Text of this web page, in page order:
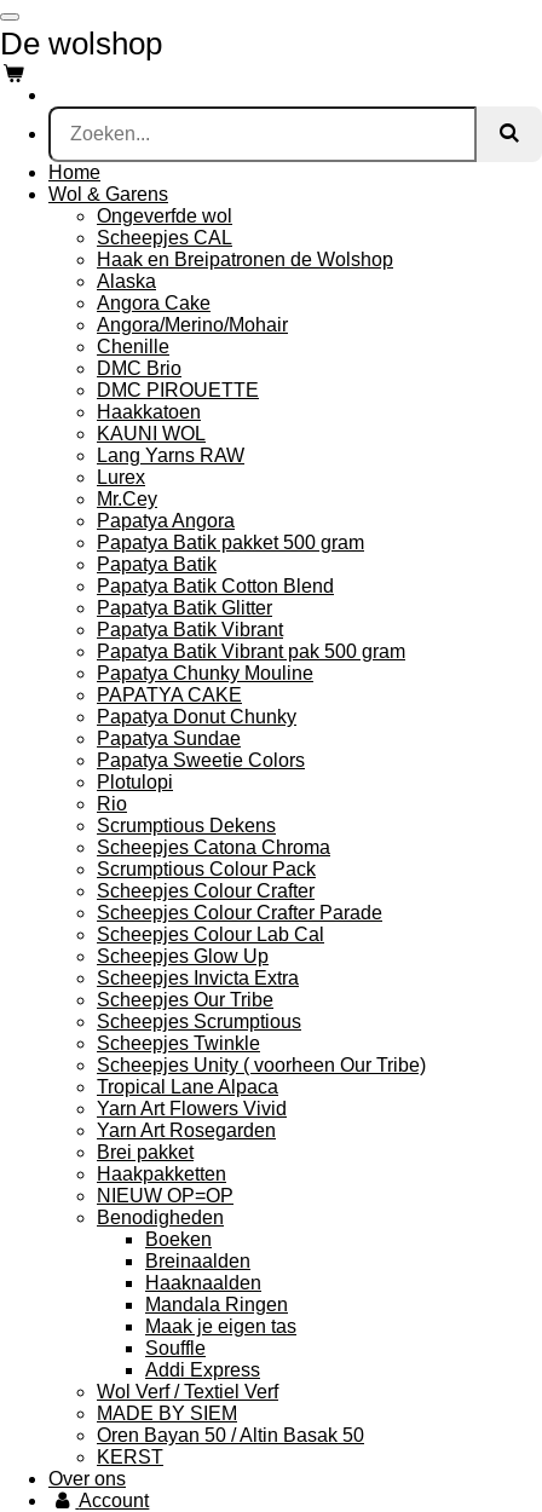
Ga
direct
naar
de
hoofdinhoud
De wolshop
Home
Wol & Garens
Ongeverfde wol
Scheepjes CAL
Haak en Breipatronen de Wolshop
Alaska
Angora Cake
Angora/Merino/Mohair
Chenille
DMC Brio
DMC PIROUETTE
Haakkatoen
KAUNI WOL
Lang Yarns RAW
Lurex
Mr.Cey
Papatya Angora
Papatya Batik pakket 500 gram
Papatya Batik
Papatya Batik Cotton Blend
Papatya Batik Glitter
Papatya Batik Vibrant
Papatya Batik Vibrant pak 500 gram
Papatya Chunky Mouline
PAPATYA CAKE
Papatya Donut Chunky
Papatya Sundae
Papatya Sweetie Colors
Plotulopi
Rio
Scrumptious Dekens
Scheepjes Catona Chroma
Scrumptious Colour Pack
Scheepjes Colour Crafter
Scheepjes Colour Crafter Parade
Scheepjes Colour Lab Cal
Scheepjes Glow Up
Scheepjes Invicta Extra
Scheepjes Our Tribe
Scheepjes Scrumptious
Scheepjes Twinkle
Scheepjes Unity ( voorheen Our Tribe)
Tropical Lane Alpaca
Yarn Art Flowers Vivid
Yarn Art Rosegarden
Brei pakket
Haakpakketten
NIEUW OP=OP
Benodigheden
Boeken
Breinaalden
Haaknaalden
Mandala Ringen
Maak je eigen tas
Souffle
Addi Express
Wol Verf / Textiel Verf
MADE BY SIEM
Oren Bayan 50 / Altin Basak 50
KERST
Over ons
Account